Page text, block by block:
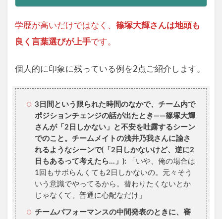
学歴が高いだけではなく、 篠塚大輝さんは地頭も
良く言葉選びが上手です。
個人的に印象に残っている例を2点ご紹介します。
3日間という限られた時間のなかで、チーム内で
ポジションチェンジの話が出たとき――篠塚大輝
さんが「2日しかない」と不安を吐露するシーン
でのこと。チームメイトの浅井乃我さんに諭さ
れるようなシーンで(「2日しかないけど、逆に2
日もあるって考えたら…」):
「いや、俺の場合は
1回もサボらんくても2日しかないの。元々そう
いう意識でやってるから。替わりたくないとか
じゃなくて、普通に心配なだけ」
チームパフォーマンスの中間発表のときに、審